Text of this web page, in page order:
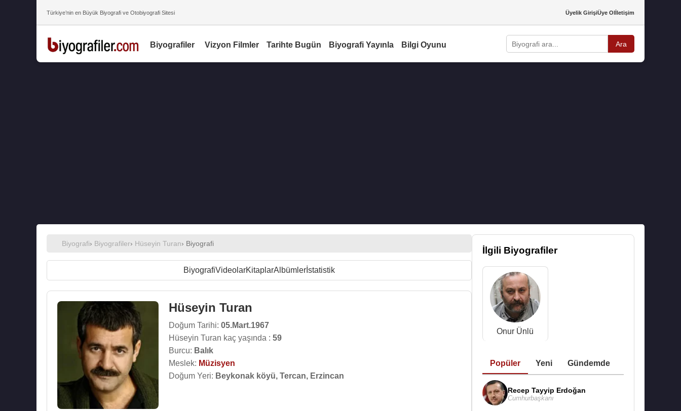
Türkiye’nin en Büyük Biyografi ve Otobiyografi Sitesi Üyelik GirişiÜye Olİletişim
Biyografiler Vizyon Filmler Tarihte Bugün Biyografi Yayınla Bilgi Oyunu Ara
Biyografi› Biyografiler› Hüseyin Turan› Biyografi
BiyografiVideolarKitaplarAlbümler İstatistik
Hüseyin Turan
Doğum Tarihi: 05.Mart.1967
Hüseyin Turan kaç yaşında : 59
Burcu: Balık
Meslek: Müzisyen
Doğum Yeri: Beykonak köyü, Tercan, Erzincan
İlgili Biyografiler
Onur Ünlü
Popüler Yeni Gündemde
Recep Tayyip Erdoğan
Cumhurbaşkanı